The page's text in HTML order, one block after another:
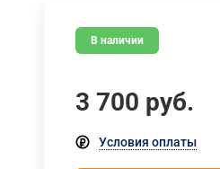
В наличии
3 700 руб.
Условия оплаты